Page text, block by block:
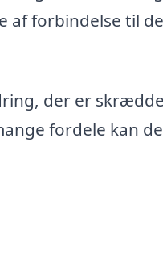
af forbindelse til
der er
fordele kan